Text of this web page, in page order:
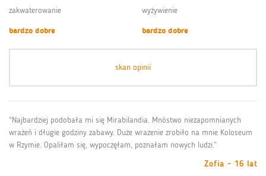
zakwaterowanie
bardzo dobre
wyżywienie
bardzo dobre
skan opinii
“Najbardziej podobała mi się Mirabilandia. Mnóstwo niezapomnianych
wrażeń i długie godziny zabawy. Duże wrazenie zrobiło na mnie Koloseum
w Rzymie. Opaliłam się, wypoczęłam, poznałam nowych ludzi.”
Zofia - 16 lat